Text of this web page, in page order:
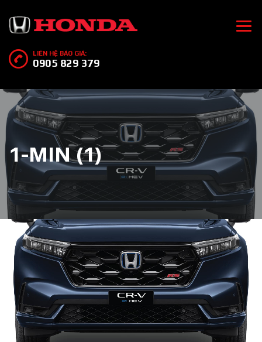
LIÊN HỆ BÁO GIÁ:
0905 829 379
1-MIN (1)